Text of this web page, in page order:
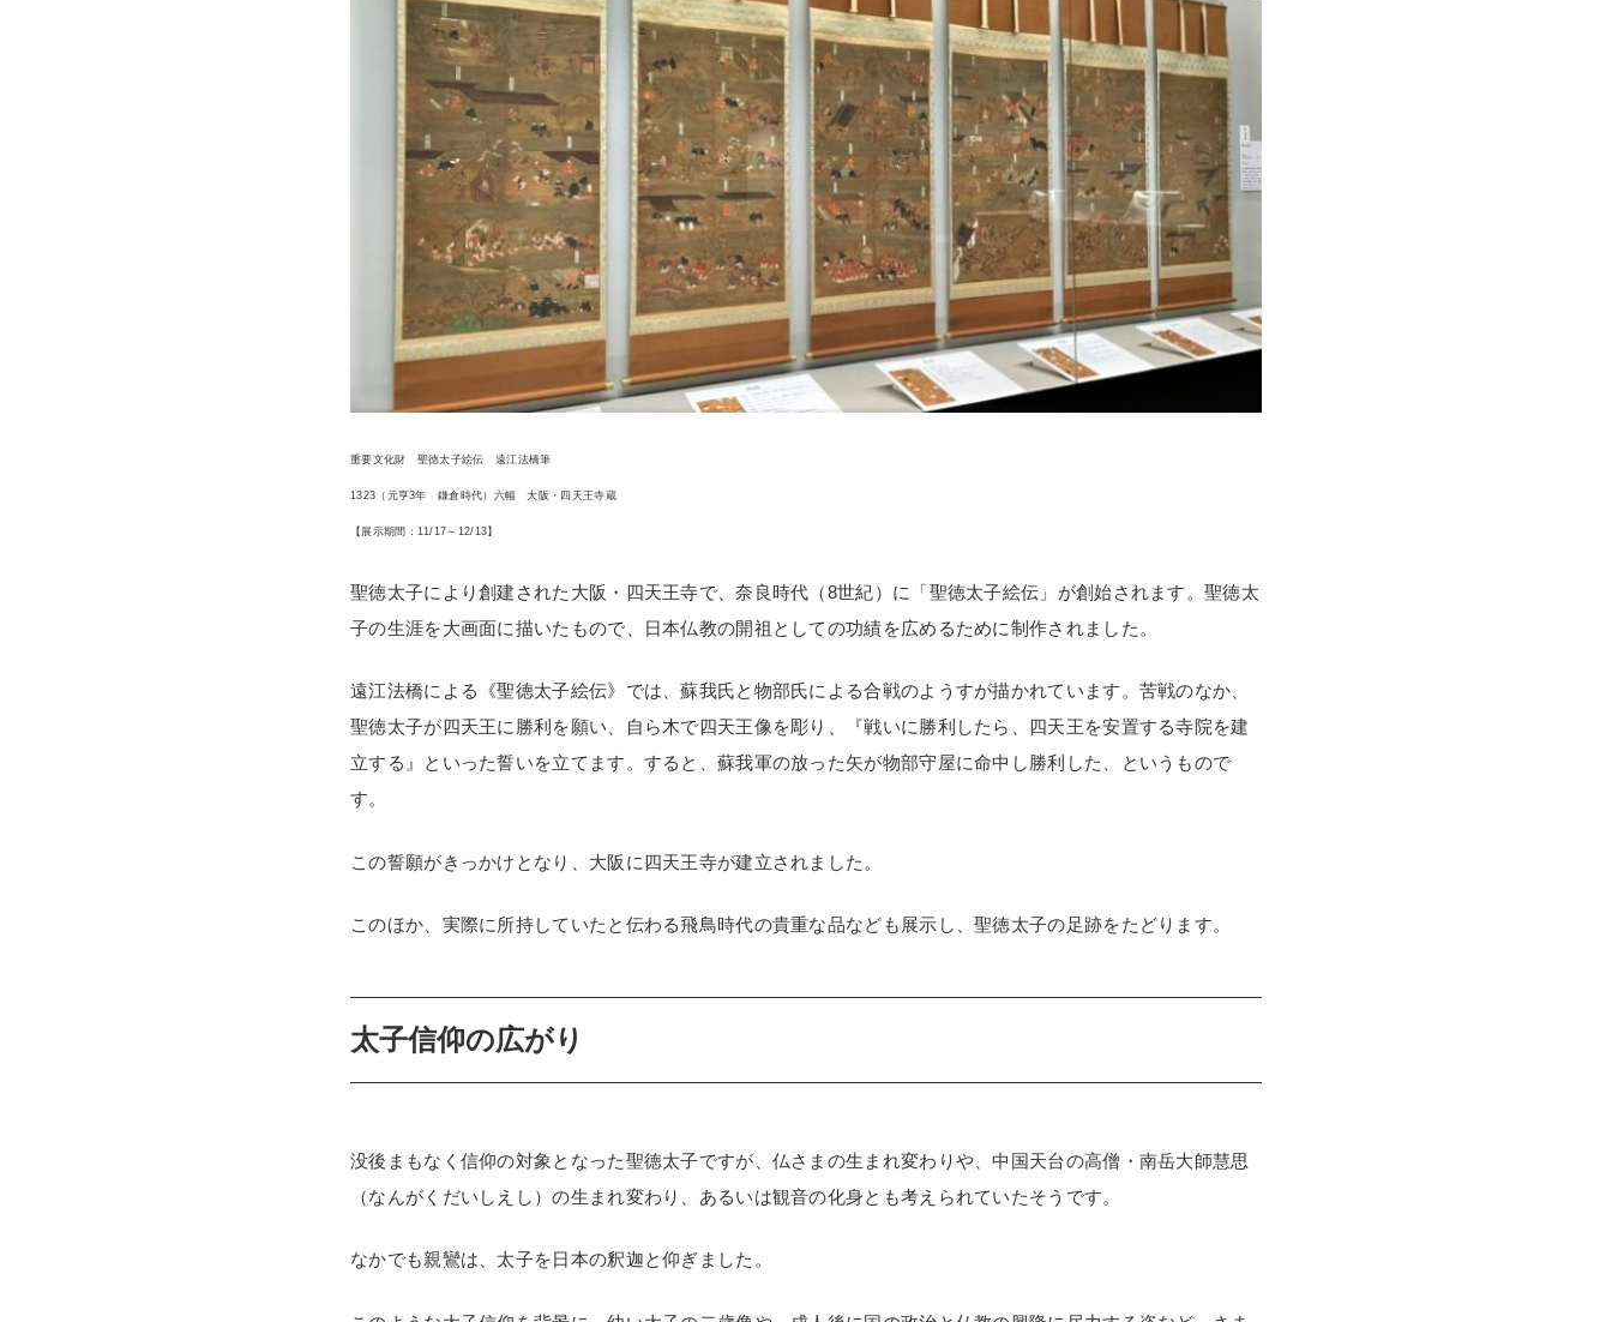
重要文化財 聖徳太子絵伝 遠江法橋筆
1323（元亨3年 鎌倉時代）六幅 大阪・四天王寺蔵
【展示期間：11/17～12/13】
聖徳太子により創建された大阪・四天王寺で、奈良時代（8世紀）に「聖徳太子絵伝」が創始されます。聖徳太
子の生涯を大画面に描いたもので、日本仏教の開祖としての功績を広めるために制作されました。
遠江法橋による《聖徳太子絵伝》では、蘇我氏と物部氏による合戦のようすが描かれています。苦戦のなか、
聖徳太子が四天王に勝利を願い、自ら木で四天王像を彫り、『戦いに勝利したら、四天王を安置する寺院を建
立する』といった誓いを立てます。すると、蘇我軍の放った矢が物部守屋に命中し勝利した、というもので
す。
この誓願がきっかけとなり、大阪に四天王寺が建立されました。
このほか、実際に所持していたと伝わる飛鳥時代の貴重な品なども展示し、聖徳太子の足跡をたどります。
太子信仰の広がり
没後まもなく信仰の対象となった聖徳太子ですが、仏さまの生まれ変わりや、中国天台の高僧・南岳大師慧思
（なんがくだいしえし）の生まれ変わり、あるいは観音の化身とも考えられていたそうです。
なかでも親鸞は、太子を日本の釈迦と仰ぎました。